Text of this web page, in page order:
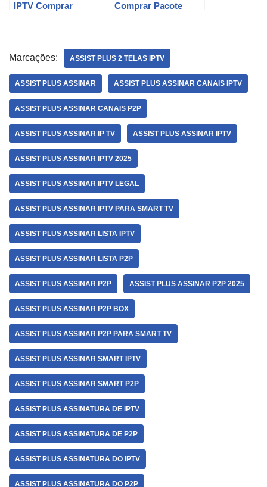
IPTV Comprar
Comprar Pacote
Marcações: ASSIST PLUS 2 TELAS IPTV
ASSIST PLUS ASSINAR ASSIST PLUS ASSINAR CANAIS IPTV
ASSIST PLUS ASSINAR CANAIS P2P
ASSIST PLUS ASSINAR IP TV ASSIST PLUS ASSINAR IPTV
ASSIST PLUS ASSINAR IPTV 2025
ASSIST PLUS ASSINAR IPTV LEGAL
ASSIST PLUS ASSINAR IPTV PARA SMART TV
ASSIST PLUS ASSINAR LISTA IPTV
ASSIST PLUS ASSINAR LISTA P2P
ASSIST PLUS ASSINAR P2P ASSIST PLUS ASSINAR P2P 2025
ASSIST PLUS ASSINAR P2P BOX
ASSIST PLUS ASSINAR P2P PARA SMART TV
ASSIST PLUS ASSINAR SMART IPTV
ASSIST PLUS ASSINAR SMART P2P
ASSIST PLUS ASSINATURA DE IPTV
ASSIST PLUS ASSINATURA DE P2P
ASSIST PLUS ASSINATURA DO IPTV
ASSIST PLUS ASSINATURA DO P2P